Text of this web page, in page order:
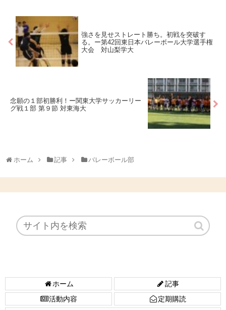
強さを見せストレート勝ち。初戦を突破す
る。ー第42回東日本バレーボール大学選手権
大会 対山梨学大
念願の１部初勝利！ー関東大学サッカーリー
グ戦１部 第９節 対東海大
ホーム 記事 バレーボール部
ホーム
記事
活動内容
定期購読